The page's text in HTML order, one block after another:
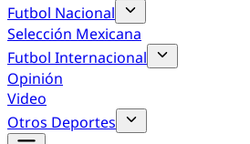
Futbol Nacional
Selección Mexicana
Futbol Internacional
Opinión
Video
Otros Deportes